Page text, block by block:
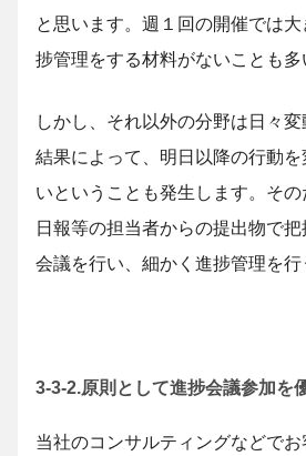
と思います。週１回の開催では
捗管理をする材料がないことも多
しかし、それ以外の分野は日々
結果によって、明日以降の行動
いということも発生します。そ
日報等の担当者からの提出物で
会議を行い、細かく進捗管理を行
3-3-2.原則として進捗会議参加を
当社のコンサルティングなどで